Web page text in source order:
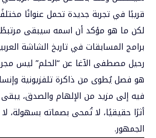
قريبًا في تجربة جديدة تحمل عنوانًا
لكن ما هو مؤكد أن اسمه سيبقى
برامج المسابقات في تاريخ الشاشة
رحيل مصطفى الآغا عن “الحلم” ليس
هو فصل يُطوى من ذاكرة تلفزيونية
فيه إلى مزيد من الإلهام والصدق، يبقى
أثرًا حقيقيًا، لا تُمحى بصماته
الجمهور.